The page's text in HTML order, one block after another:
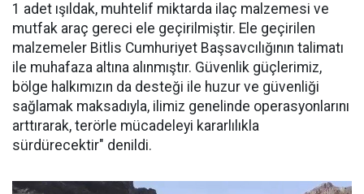
1 adet ışıldak, muhtelif miktarda ilaç malzemesi ve
mutfak araç gereci ele geçirilmiştir. Ele geçirilen
malzemeler Bitlis Cumhuriyet Başsavcılığının talimatı
ile muhafaza altına alınmıştır. Güvenlik güçlerimiz,
bölge halkımızın da desteği ile huzur ve güvenliği
sağlamak maksadıyla, ilimiz genelinde operasyonlarını
arttırarak, terörle mücadeleyi kararlılıkla
sürdürecektir" denildi.